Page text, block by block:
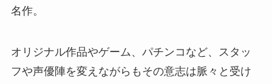
名作。
オリジナル作品やゲーム、パチンコなど、スタッ
フや声優陣を変えながらもその意志は脈々と受け